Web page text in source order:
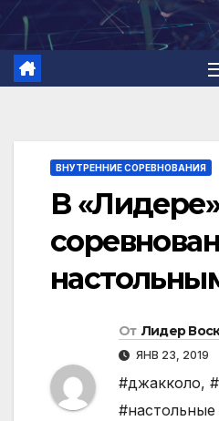
Перейти
содержимому
ВНУТРЕННИЕ СОРЕВНОВАНИЯ
В
От Лидер
ЯНВ 23, 2019
#джакколо,